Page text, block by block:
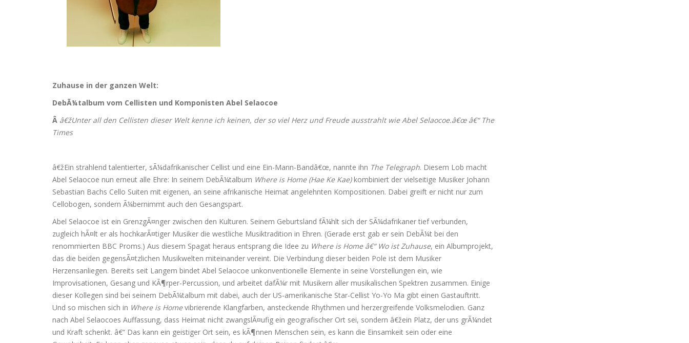
Zuhause in der ganzen Welt:
DebÃ¼talbum vom Cellisten und Komponisten Abel Selaocoe
Â â€žUnter all den Cellisten dieser Welt kenne ich keinen, der so viel Herz und Freude ausstrahlt wie Abel Selaocoe.â€œ â€“ The
Times
â€žEin strahlend talentierter, sÃ¼dafrikanischer Cellist und eine Ein-Mann-Bandâ€œ, nannte ihn The Telegraph. Diesem Lob macht
Abel Selaocoe nun erneut alle Ehre: In seinem DebÃ¼talbum Where is Home (Hae Ke Kae)kombiniert der vielseitige Musiker Johann
Sebastian Bachs Cello Suiten mit eigenen, an seine afrikanische Heimat angelehnten Kompositionen. Dabei greift er nicht nur zum
Cellobogen, sondern Ã¼bernimmt auch den Gesangspart.
Abel Selaocoe ist ein GrenzgÃ¤nger zwischen den Kulturen. Seinem Geburtsland fÃ¼hlt sich der SÃ¼dafrikaner tief verbunden,
zugleich hÃ¤lt er als hochkarÃ¤tiger Musiker die westliche Musiktradition in Ehren. (Gerade erst gab er sein DebÃ¼t bei den
renommierten BBC Proms.) Aus diesem Spagat heraus entsprang die Idee zu Where is Home â€“ Wo ist Zuhause, ein Albumprojekt,
das die beiden gegensÃ¤tzlichen Musikwelten miteinander vereint. Die Verbindung dieser beiden Pole ist dem Musiker
Herzensanliegen. Bereits seit Langem bindet Abel Selaocoe unkonventionelle Elemente in seine Vorstellungen ein, wie
Improvisationen, Gesang und KÃ¶rper-Percussion, und arbeitet dafÃ¼r mit Musikern aller musikalischen Spektren zusammen. Einige
dieser Kollegen sind bei seinem DebÃ¼talbum mit dabei, auch der US-amerikanische Star-Cellist Yo-Yo Ma gibt einen Gastauftritt.
Und so mischen sich in Where is Homevibrierende Klangfarben, ansteckende Rhythmen und herzergreifende Volksmelodien. Ganz
nach Abel Selaocoes Auffassung, dass Heimat nicht zwangslÃ¤ufig ein geografischer Ort sei, sondern â€žein Platz, der uns grÃ¼ndet
und Kraft schenkt. â€“ Das kann ein geistiger Ort sein, es kÃ¶nnen Menschen sein, es kann die Einsamkeit sein oder eine